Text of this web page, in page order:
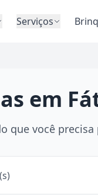
Serviços
em
que você